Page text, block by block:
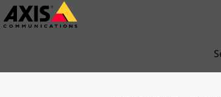
Salta
al